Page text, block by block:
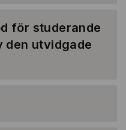
för studerande
den utvidgade